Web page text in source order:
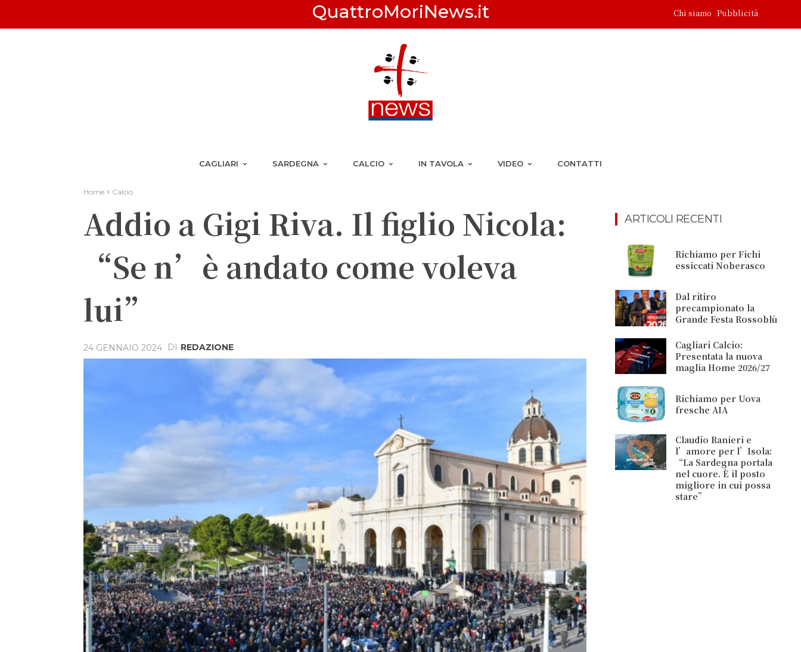
QuattroMoriNews.it Chi siamo Pubblicità
CAGLIARI SARDEGNA CALCIO IN TAVOLA VIDEO CONTATTI
Home Calcio
Addio a Gigi Riva. Il figlio Nicola:
“Se n’è andato come voleva
lui”
24 GENNAIO 2024 DI REDAZIONE
ARTICOLI RECENTI
Richiamo per Fichi
essiccati Noberasco
Dal ritiro
precampionato la
Grande Festa Rossoblù
Cagliari Calcio:
Presentata la nuova
maglia Home 2026/27
Richiamo per Uova
fresche AIA
Claudio Ranieri e
l’amore per l’Isola:
“La Sardegna portala
nel cuore. È il posto
migliore in cui possa
stare”